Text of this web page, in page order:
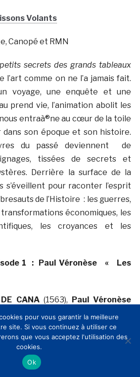
Volants
Canopé et RMN
secrets des grands tableaux
l’art comme on ne l’a jamais fait.
voyage, une enquête et une
prend vie, l’animation abolit les
entraà®ne au cœur de la toile
son époque et son histoire.
du passé deviennent de
tissées de secrets et
Derrière la surface de la
s’éveillent pour raconter l’esprit
de l’Histoire : les guerres,
économiques, les
les croyances et les
1 : Paul Véronèse « Les
CANA(1563), Paul Véronèse
biblique du premier miracle du
fastueux banquet vénitien. Il
festive et débridée.
2 : Jean Fouquet : « Le
pour vous garantir la meilleure
site. Si vous continuez à utiliser ce
que vous acceptez l'utilisation des
cookies.
Ok